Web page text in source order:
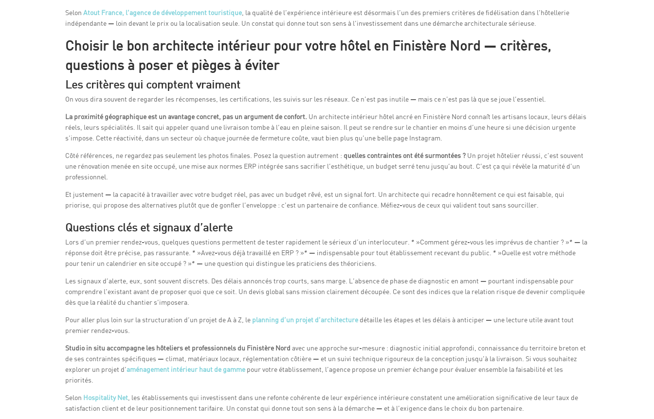
SelonAtout France, l’agence de développement touristique , la qualité de l’expérience intérieure est désormais l’un des premiers critères de fidélisation dans l’hôtellerie
indépendante — loin devant le prix ou la localisation seule. Un constat qui donne tout son sens à l’investissement dans une démarche architecturale sérieuse.
Choisir le bon architecte intérieur pour votre hôtel en Finistère Nord — critères,
questions à poser et pièges à éviter
Les critères qui comptent vraiment
On vous dira souvent de regarder les récompenses, les certifications, les suivis sur les réseaux. Ce n’est pas inutile — mais ce n’est pas là que se joue l’essentiel.
La proximité géographique est un avantage concret, pas un argument de confort. Un architecte intérieur hôtel ancré en Finistère Nord connaît les artisans locaux, leurs délais
réels, leurs spécialités. Il sait qui appeler quand une livraison tombe à l’eau en pleine saison. Il peut se rendre sur le chantier en moins d’une heure si une décision urgente
s’impose. Cette réactivité, dans un secteur où chaque journée de fermeture coûte, vaut bien plus qu’une belle page Instagram.
Côté références, ne regardez pas seulement les photos finales. Posez la question autrement : quelles contraintes ont été surmontées ? Un projet hôtelier réussi, c’est souvent
une rénovation menée en site occupé, une mise aux normes ERP intégrée sans sacrifier l’esthétique, un budget serré tenu jusqu’au bout. C’est ça qui révèle la maturité d’un
professionnel.
Et justement — la capacité à travailler avec votre budget réel, pas avec un budget rêvé, est un signal fort. Un architecte qui recadre honnêtement ce qui est faisable, qui
priorise, qui propose des alternatives plutôt que de gonfler l’enveloppe : c’est un partenaire de confiance. Méfiez-vous de ceux qui valident tout sans sourciller.
Questions clés et signaux d’alerte
Lors d’un premier rendez-vous, quelques questions permettent de tester rapidement le sérieux d’un interlocuteur. * »Comment gérez-vous les imprévus de chantier ? »* — la
réponse doit être précise, pas rassurante. * »Avez-vous déjà travaillé en ERP ? »* — indispensable pour tout établissement recevant du public. * »Quelle est votre méthode
pour tenir un calendrier en site occupé ? »* — une question qui distingue les praticiens des théoriciens.
Les signaux d’alerte, eux, sont souvent discrets. Des délais annoncés trop courts, sans marge. L’absence de phase de diagnostic en amont — pourtant indispensable pour
comprendre l’existant avant de proposer quoi que ce soit. Un devis global sans mission clairement découpée. Ce sont des indices que la relation risque de devenir compliquée
dès que la réalité du chantier s’imposera.
Pour aller plus loin sur la structuration d’un projet de A à Z, le planning d’un projet d’architecture détaille les étapes et les délais à anticiper — une lecture utile avant tout
premier rendez-vous.
Studio in situ accompagne les hôteliers et professionnels du Finistère Nord avec une approche sur-mesure : diagnostic initial approfondi, connaissance du territoire breton et
de ses contraintes spécifiques — climat, matériaux locaux, réglementation côtière — et un suivi technique rigoureux de la conception jusqu’à la livraison. Si vous souhaitez
explorer un projet d’aménagement intérieur haut de gamme pour votre établissement, l’agence propose un premier échange pour évaluer ensemble la faisabilité et les
priorités.
Selon Hospitality Net , les établissements qui investissent dans une refonte cohérente de leur expérience intérieure constatent une amélioration significative de leur taux de
satisfaction client et de leur positionnement tarifaire. Un constat qui donne tout son sens à la démarche — et à l’exigence dans le choix du bon partenaire.